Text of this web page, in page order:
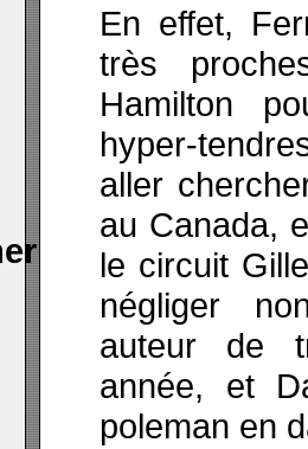
En effet,
très
Hamilton
hyper-
aller
au Canada,
le circuit
négliger
auteur de
année, et
poleman en